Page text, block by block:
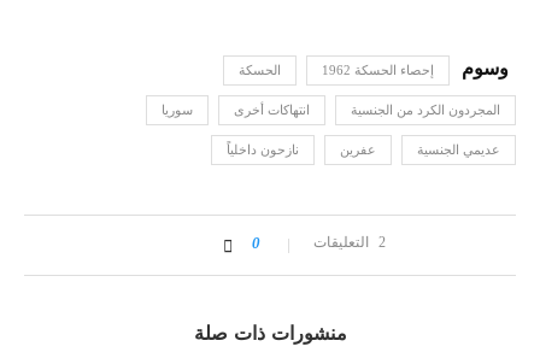
إحصاء الحسكة 1962 الحسكة
المجردون الكرد من الجنسية انتهاكات أخرى سوريا
عديمي الجنسية عفرين نازحون داخلياً
2 التعليقات 0
منشورات ذات صلة